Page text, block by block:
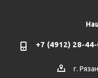
+7 (4912) 28-
г.